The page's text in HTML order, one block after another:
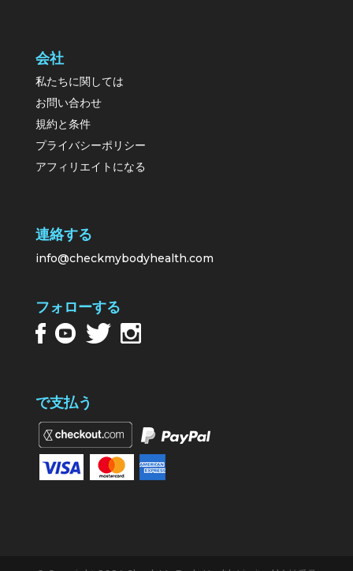
会社
私たちに関しては
お問い合わせ
規約と条件
プライバシーポリシー
アフィリエイトになる
連絡する
info@checkmybodyhealth.com
フォローする
で支払う